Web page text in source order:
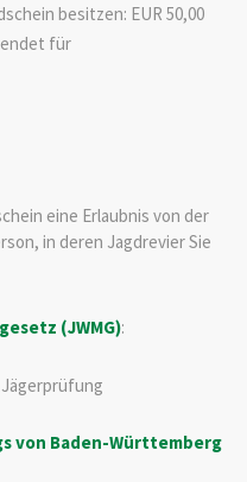
besitzen: EUR 50,00
für
eine Erlaubnis von der
in deren Jagdrevier Sie
(JWMG):
von Baden-Württemberg